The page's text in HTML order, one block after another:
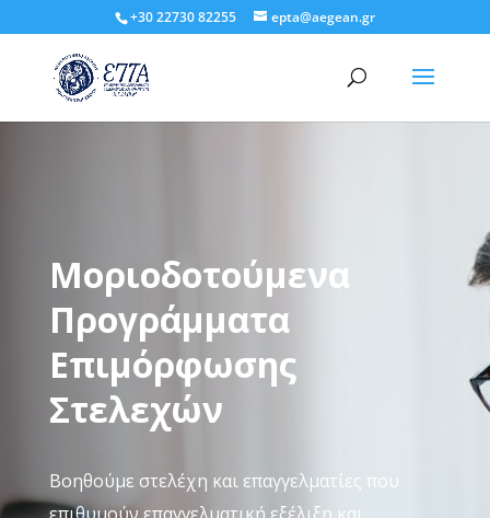
+30 22730 82255 epta@aegean.gr
Μοριοδοτούμενα
Προγράμματα
Επιμόρφωσης
Στελεχών
Βοηθούμε στελέχη και επαγγελματίες που